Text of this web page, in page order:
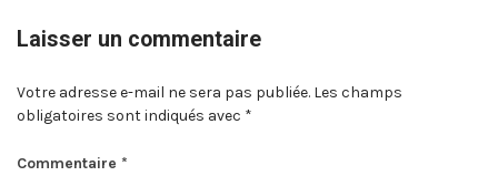
Laisser un commentaire
Votre adresse e-mail ne sera pas publiée. Les champs
obligatoires sont indiqués avec *
Commentaire *